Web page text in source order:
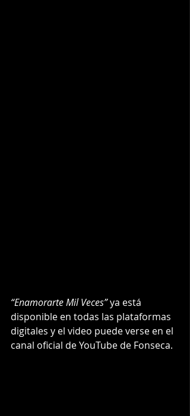
“Enamorarte Mil Veces” ya está
disponible en todas las plataformas
digitales y el video puede verse en el
canal oficial de YouTube de Fonseca.